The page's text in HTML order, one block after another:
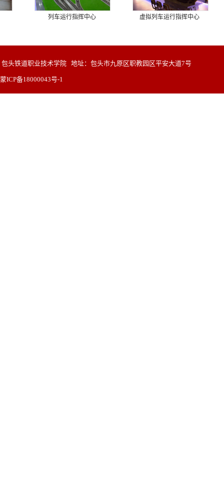
列车运行指挥中心 虚拟列车运行指挥中心
包头铁道职业技术学院 地址：包头市九原区职教园区平安大道7号
蒙ICP备18000043号-1